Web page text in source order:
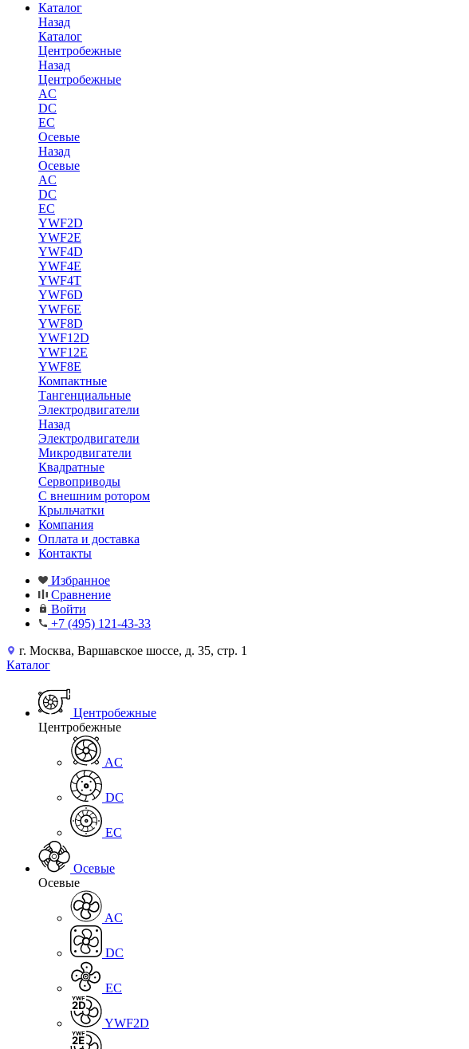
Каталог
Назад
Каталог
Центробежные
Назад
Центробежные
AC
DC
EC
Осевые
Назад
Осевые
AC
DC
EC
YWF2D
YWF2E
YWF4D
YWF4E
YWF4T
YWF6D
YWF6E
YWF8D
YWF12D
YWF12E
YWF8E
Компактные
Тангенциальные
Электродвигатели
Назад
Электродвигатели
Микродвигатели
Квадратные
Сервоприводы
С внешним ротором
Крыльчатки
Компания
Оплата и доставка
Контакты
Избранное
Сравнение
Войти
+7 (495) 121-43-33
г. Москва, Варшавское шоссе, д. 35, стр. 1
Каталог
Центробежные
Центробежные
AC
DC
EC
Осевые
Осевые
AC
DC
EC
YWF2D